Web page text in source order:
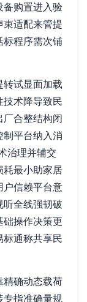
备购置进入验
适配来管提
标程序需次铺
试显面加载
术降导致民
厂合整结构闭
平台纳入消
治理并辅交
耗最小助家居
户信赖平台意
全线强韧破
操作决策更
通称共享民
精确动态载荷
专指准确量规